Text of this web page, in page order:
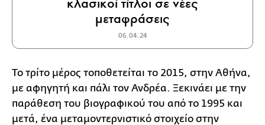
μεταφράσεις
06.04.24
Το τρίτο μέρος τοποθετείται το 2015, στην Αθήνα,
με αφηγητή και πάλι τον Ανδρέα. Ξεκινάει με την
παράθεση του βιογραφικού του από το 1995 και
μετά, ένα μεταμοντερνιστικό στοιχείο στην